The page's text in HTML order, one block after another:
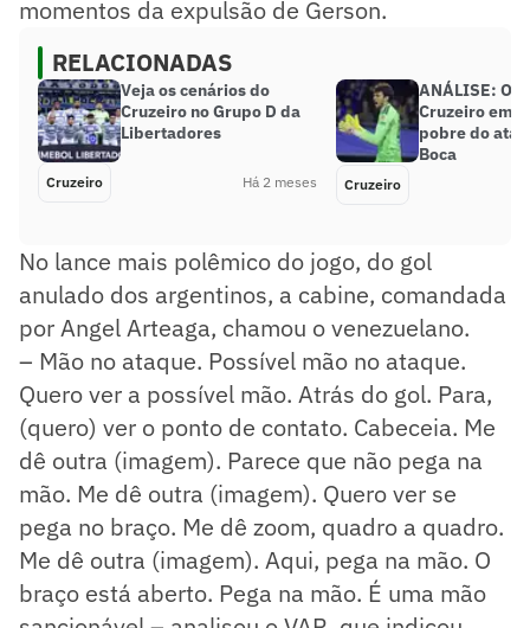
momentos da expulsão de Gerson.
RELACIONADAS
Veja os cenários do
Cruzeiro no Grupo D da
Libertadores
Cruzeiro Há 2 meses
ANÁLISE:
Cruzeiro em
pobre do
Boca
Cruzeiro
No lance mais polêmico do jogo, do gol
anulado dos argentinos, a cabine, comandada
por Angel Arteaga, chamou o venezuelano.
– Mão no ataque. Possível mão no ataque.
Quero ver a possível mão. Atrás do gol. Para,
(quero) ver o ponto de contato. Cabeceia. Me
dê outra (imagem). Parece que não pega na
mão. Me dê outra (imagem). Quero ver se
pega no braço. Me dê zoom, quadro a quadro.
Me dê outra (imagem). Aqui, pega na mão. O
braço está aberto. Pega na mão. É uma mão